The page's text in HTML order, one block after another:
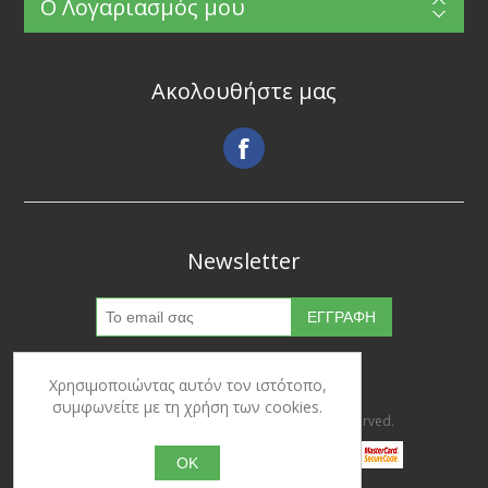
Ο Λογαριασμός μου
Ακολουθήστε μας
Newsletter
Copyright © 2026 Ypertrofes. All rights reserved.
Χρησιμοποιώντας αυτόν τον ιστότοπο,
συμφωνείτε με τη χρήση των cookies.
OK